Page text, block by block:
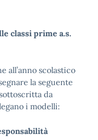
classi prime a.s.
all’anno scolastico
la seguente
da
i modelli: